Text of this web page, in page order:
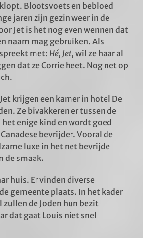
Blootsvoets en bebloed
jaren zijn gezin weer in de
Jet is het nog even wennen dat
naam mag gebruiken. Als
met: Hé, Jet, wil ze haar al
dat ze Corrie heet. Nog net op
krijgen een kamer in hotel De
Ze bivakkeren er tussen de
het enige kind en wordt goed
bevrijder. Vooral de
luxe in het net bevrijde
de smaak.
huis. Er vinden diverse
gemeente plaats. In het kader
de Joden hun bezit
dat gaat Louis niet snel